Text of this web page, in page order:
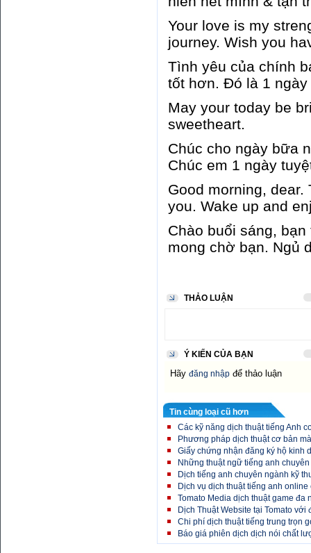
Your love is my
journey. Wish you
Tình yêu của chính
tốt hơn. Đó là 1
May your today be
sweetheart.
Chúc cho ngày bữa
Chúc em 1 ngày
Good morning,
you. Wake up and
Chào buổi sáng,
mong chờ bạn. Ngủ
THẢO LUẬN
Ý KIẾN CỦA BẠN
Hãy đăng nhập để thảo luận
Tin cùng loại cũ hơn
Các kỹ năng dịch thuật tiếng Anh
Phương pháp dịch thuật cơ bản
Giấy chứng nhận đăng ký hộ kinh
Những thuật ngữ tiếng anh
Dịch tiếng anh chuyên ngành kỹ
Dịch vụ dịch thuật tiếng anh
Tomato Media dịch thuật game đa
Dịch Thuật Website tại Tomato
Chi phí dịch thuật tiếng trung trọn
Báo giá phiên dịch dịch nói chất